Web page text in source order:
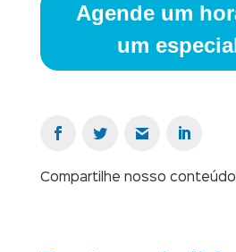
Agende um
um
Compartilhe nosso conteúdo